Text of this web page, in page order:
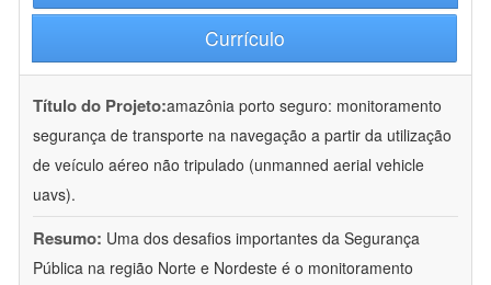
Currículo
Título do Projeto:amazônia porto seguro: monitoramento
segurança de transporte na navegação a partir da utilização
de veículo aéreo não tripulado (unmanned aerial vehicle
uavs).
Resumo: Uma dos desafios importantes da Segurança
Pública na região Norte e Nordeste é o monitoramento